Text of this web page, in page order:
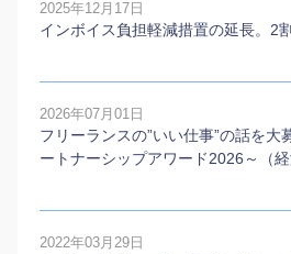
2025年12月17日
インボイス負担軽減措置の延長。2
2026年07月01日
フリーランスの”いい仕事”の話を大
ートナーシップアワード2026～（経
2022年03月29日